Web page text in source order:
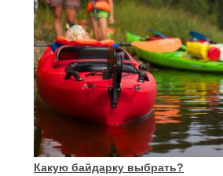
Какую байдарку выбрать?